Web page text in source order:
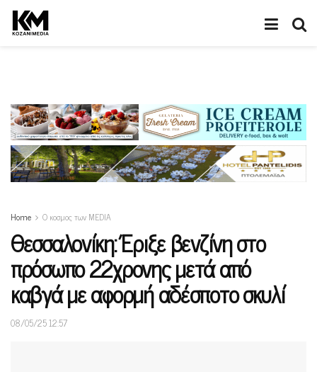
Home Ο κοσμος των MEDIA
Θεσσαλονίκη: Έριξε βενζίνη στο
πρόσωπο 22χρονης μετά από
καβγά με αφορμή αδέσποτο σκυλί
08/05/25 12:57